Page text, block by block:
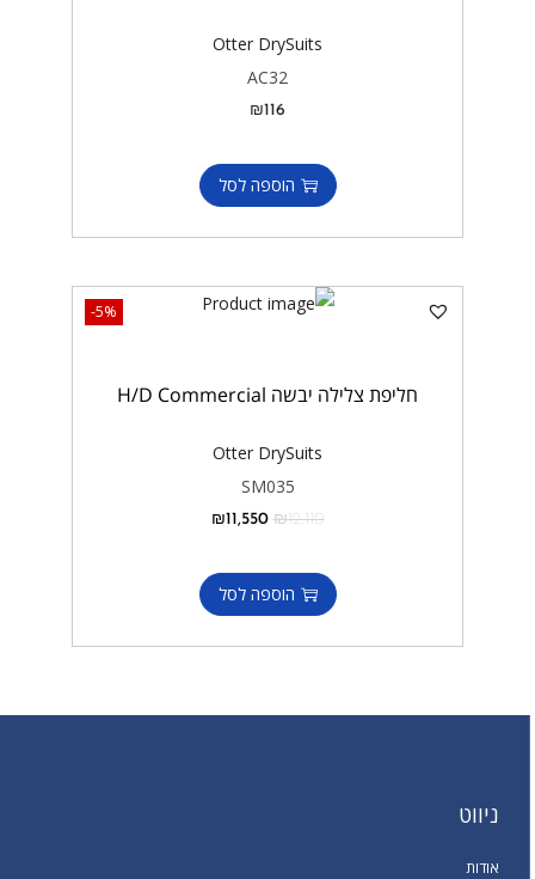
Otter DrySuits
AC32
₪116
הוספה לסל
-5%
חליפת צלילה יבשה H/D Commercial
Otter DrySuits
SM035
₪12,110
₪11,550
הוספה לסל
ניווט
אודות